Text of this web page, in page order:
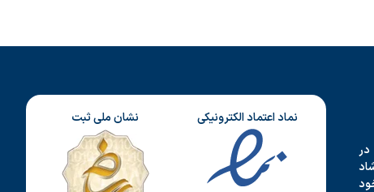
نماد اعتماد الکترونیکی نشان ملی ثبت